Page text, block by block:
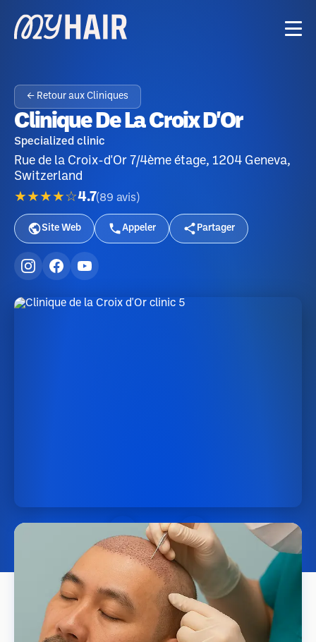
← Retour aux Cliniques
Clinique De La Croix D'Or
Specialized clinic
Rue de la Croix-d'Or 7/4ème étage, 1204 Geneva,
Switzerland
★★★★☆4.7(89 avis )
Site Web Appeler Partager